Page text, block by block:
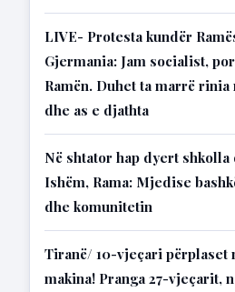
LIVE- Protesta kundër
Gjermania: Jam socialist,
Ramën. Duhet ta marrë rinia
dhe as e djathta
Në shtator hap dyert
Ishëm, Rama: Mjedise
dhe komunitetin
Tiranë/ 10-vjeçari përplaset
makina! Pranga 27-vjeçarit,